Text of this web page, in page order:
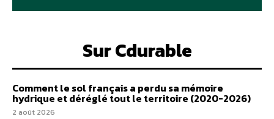
Sur Cdurable
Comment le sol français a perdu sa mémoire
hydrique et déréglé tout le territoire (2020-2026)
2 août 2026